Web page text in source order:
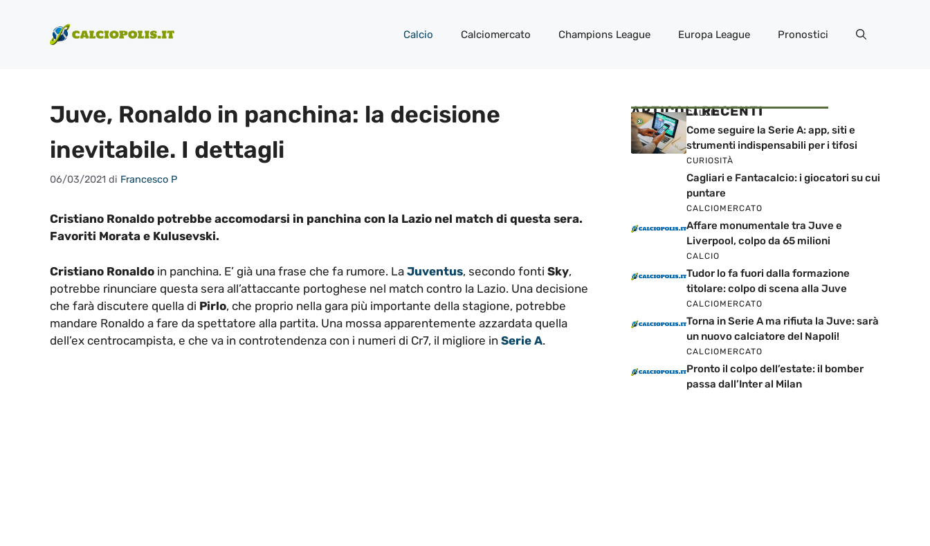
contenuto
Calcio Calciomercato Champions League Europa League Pronostici
Juve, Ronaldo in panchina: la decisione
inevitabile. I dettagli
06/03/2021 di Francesco P
Cristiano Ronaldo potrebbe accomodarsi in panchina con la Lazio nel match di questa sera.
Favoriti Morata e Kulusevski.
Cristiano Ronaldo in panchina. E’ già una frase che fa rumore. La Juventus, secondo fonti Sky,
potrebbe rinunciare questa sera all’attaccante portoghese nel match contro la Lazio. Una decisione
che farà discutere quella di Pirlo, che proprio nella gara più importante della stagione, potrebbe
mandare Ronaldo a fare da spettatore alla partita. Una mossa apparentemente azzardata quella
dell’ex centrocampista, e che va in controtendenza con i numeri di Cr7, il migliore in Serie A.
ARTICOLI RECENTI
CALCIO
Come seguire la Serie A: app, siti e
strumenti indispensabili per i tifosi
CURIOSITÀ
Cagliari e Fantacalcio: i giocatori su cui
puntare
CALCIOMERCATO
Affare monumentale tra Juve e
Liverpool, colpo da 65 milioni
CALCIO
Tudor lo fa fuori dalla formazione
titolare: colpo di scena alla Juve
CALCIOMERCATO
Torna in Serie A ma rifiuta la Juve: sarà
un nuovo calciatore del Napoli!
CALCIOMERCATO
Pronto il colpo dell’estate: il bomber
passa dall’Inter al Milan